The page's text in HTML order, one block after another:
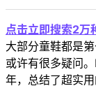
点击立即搜索2万
大部分童鞋都是
或许有很多疑问
年，总结了超实